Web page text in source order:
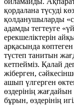
қордалана түсуді
қолданушыларды
адамды тегтеуге
ерекшеліктерін
арқасында
түстеп танитын
кетпейміз. Қалай
жіберген,
ашып үлгерген
өздерінің жағдайын
бұрын, өздерінің